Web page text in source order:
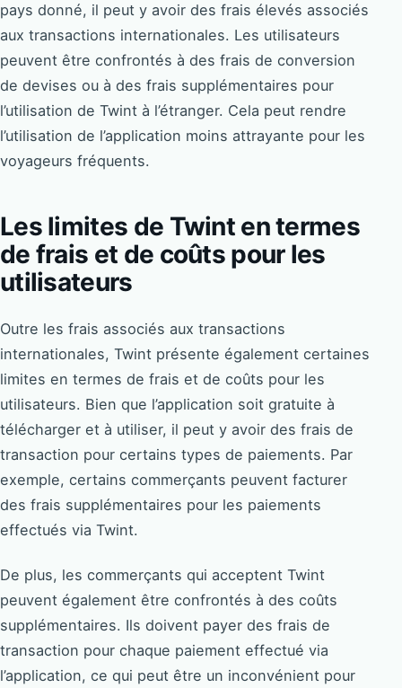
pays donné, il peut y avoir des frais élevés associés
aux transactions internationales. Les utilisateurs
peuvent être confrontés à des frais de conversion
de devises ou à des frais supplémentaires pour
l’utilisation de Twint à l’étranger. Cela peut rendre
l’utilisation de l’application moins attrayante pour les
voyageurs fréquents.
Les limites de Twint en termes
de frais et de coûts pour les
utilisateurs
Outre les frais associés aux transactions
internationales, Twint présente également certaines
limites en termes de frais et de coûts pour les
utilisateurs. Bien que l’application soit gratuite à
télécharger et à utiliser, il peut y avoir des frais de
transaction pour certains types de paiements. Par
exemple, certains commerçants peuvent facturer
des frais supplémentaires pour les paiements
effectués via Twint.
De plus, les commerçants qui acceptent Twint
peuvent également être confrontés à des coûts
supplémentaires. Ils doivent payer des frais de
transaction pour chaque paiement effectué via
l’application, ce qui peut être un inconvénient pour